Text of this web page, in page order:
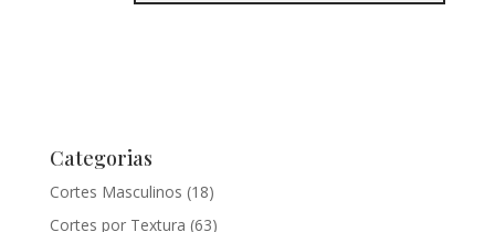
Categorias
Cortes Masculinos (18)
Cortes por Textura (63)